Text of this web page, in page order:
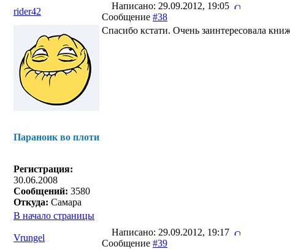
rider42
Написано: 29.09.2012, 19:05
Сообщение #38
Параноик во плоти
Регистрация:
30.06.2008
Сообщений: 3580
Откуда: Самара
Спасибо кстати. Очень заинтересовала
В начало страницы
Vrungel
Написано: 29.09.2012, 19:17
Сообщение #39